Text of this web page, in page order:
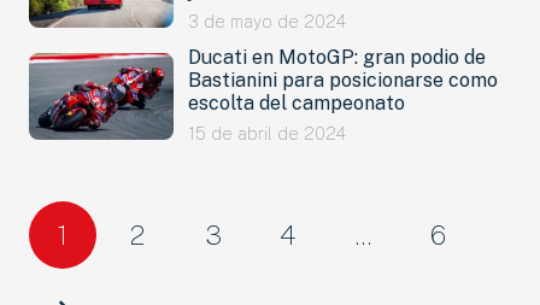
3 de mayo de 2024
Ducati en MotoGP: gran podio de
Bastianini para posicionarse como
escolta del campeonato
15 de abril de 2024
1 2 3 4 … 6